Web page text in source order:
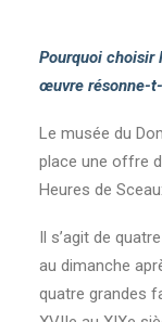
Pourquoi choisir
œuvre résonne-
Le musée du
place une offre
Heures de
Il s’agit de
au dimanche
quatre grandes